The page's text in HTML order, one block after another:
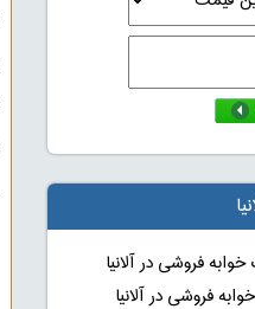
فروشی در آلانیا
فروشی در آلانیا